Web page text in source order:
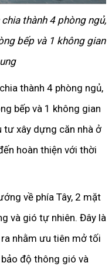
thành 4 phòng ngủ,
bếp và 1 không gian
thành 4 phòng ngủ,
bếp và 1 không gian
tư xây dựng căn nhà ở
hoàn thiện với thời
về phía Tây, 2 mặt
và gió tự nhiên. Đây là
nhằm ưu tiên mở tối
độ thông gió và